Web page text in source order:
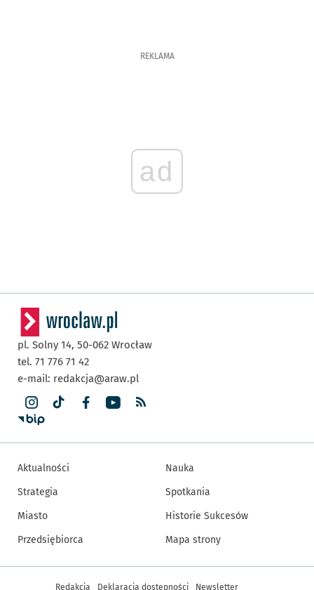
REKLAMA
ad
pl. Solny 14, 50-062 Wrocław
tel. 71 776 71 42
e-mail: redakcja@araw.pl
Aktualności
Strategia
Miasto
Przedsiębiorca
Nauka
Spotkania
Historie Sukcesów
Mapa strony
Inne informacje
Redakcja Deklaracja dostępności Newsletter